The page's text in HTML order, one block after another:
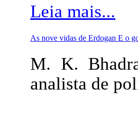
Leia mais...
As nove vidas de Erdogan E o
M. K.
analista de